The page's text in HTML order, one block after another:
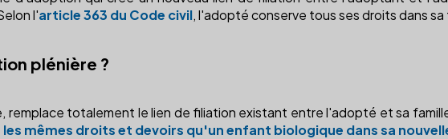
l'article 363 du Code civil, l'adopté conserve tous ses droits dans
plénière ?
remplace totalement le lien de filiation existant entre l'adopté et sa
mêmes droits et devoirs qu'un enfant biologique dans sa